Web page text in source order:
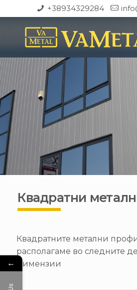
+38934329284
Квадратни
Квадратните метални
располагаме во следните
димензии
←